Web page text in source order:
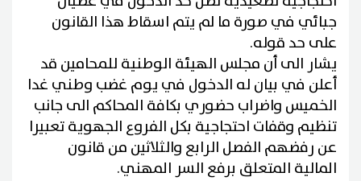
جبائي في صورة ما لم يتم اسقاط هذا القانون
على حد قوله.
يشار الى أن مجلس الهيئة الوطنية للمحامين قد
أعلن في بيان له الدخول في يوم غضب وطني غدا
الخميس واضراب حضوري بكافة المحاكم الى جانب
تنظيم وقفات احتجاجية بكل الفروع الجهوية تعبيرا
عن رفضهم الفصل الرابع والثلاثين من قانون
المالية المتعلق برفع السر المهني.